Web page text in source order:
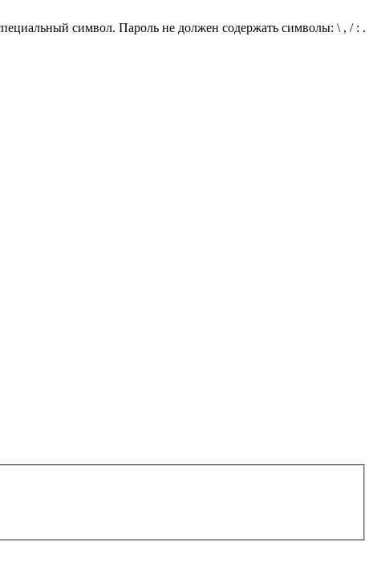
символ. Пароль не должен содержать символы: \ , / : .